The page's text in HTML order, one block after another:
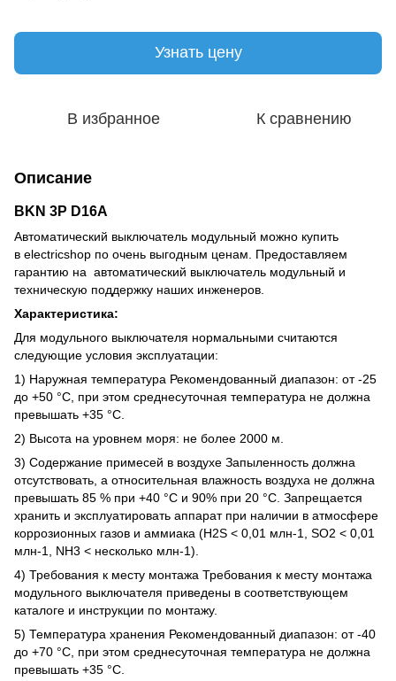
Узнать цену
В избранное К сравнению
Описание
BKN 3P D16A
Автоматический выключатель модульный можно купить
в electricshop по очень выгодным ценам. Предоставляем
гарантию на автоматический выключатель модульный и
техническую поддержку наших инженеров.
Характеристика:
Для модульного выключателя нормальными считаются
следующие условия эксплуатации:
1) Наружная температура Рекомендованный диапазон: от -25
до +50 °C, при этом среднесуточная температура не должна
превышать +35 °C.
2) Высота на уровнем моря: не более 2000 м.
3) Содержание примесей в воздухе Запыленность должна
отсутствовать, а относительная влажность воздуха не должна
превышать 85 % при +40 °C и 90% при 20 °C. Запрещается
хранить и эксплуатировать аппарат при наличии в атмосфере
коррозионных газов и аммиака (H2S < 0,01 млн-1, SO2 < 0,01
млн-1, NH3 < несколько млн-1).
4) Требования к месту монтажа Требования к месту монтажа
модульного выключателя приведены в соответствующем
каталоге и инструкции по монтажу.
5) Температура хранения Рекомендованный диапазон: от -40
до +70 °C, при этом среднесуточная температура не должна
превышать +35 °C.